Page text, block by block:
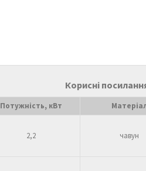
Корисні
Потужність, кВт
2,2 чавун